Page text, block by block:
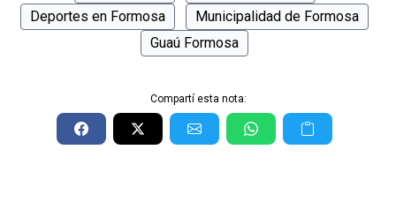
Deportes en Formosa
Municipalidad de Formosa
Guaú Formosa
Compartí esta nota: